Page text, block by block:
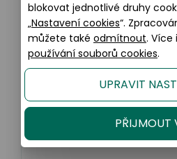
Podobné
blokovat jednotlivé druhy
„Nastavení cookies“.
můžete také odmítnout.
používání souborů cookies.
UPRAVIT
PŘIJMOUT